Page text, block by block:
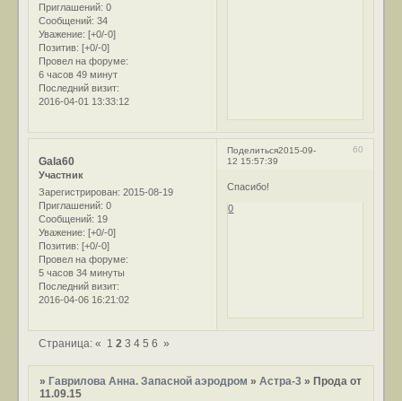
Приглашений: 0
Сообщений: 34
Уважение: [+0/-0]
Позитив: [+0/-0]
Провел на форуме:
6 часов 49 минут
Последний визит:
2016-04-01 13:33:12
Поделиться 60
2015-09-
12 15:57:39
Gala60
Участник
Зарегистрирован: 2015-08-19
Приглашений: 0
Сообщений: 19
Уважение: [+0/-0]
Позитив: [+0/-0]
Провел на форуме:
5 часов 34 минуты
Последний визит:
2016-04-06 16:21:02
Спасибо!
0
Страница:« 1 2 3 4 5 6 »
»Гаврилова Анна. Запасной аэродром »Астра-3 »Прода от
11.09.15